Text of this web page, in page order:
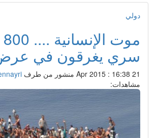
دولي
موت
سري يغرقون في عرض
منشور من طرفYennayri
مشاهدات: